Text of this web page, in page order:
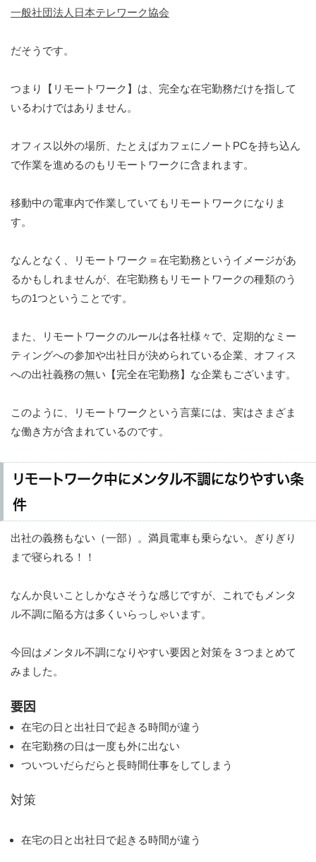
一般社団法人日本テレワーク協会
だそうです。
つまり【リモートワーク】は、完全な在宅勤務だけを指して
いるわけではありません。
オフィス以外の場所、たとえばカフェにノートPCを持ち込ん
で作業を進めるのもリモートワークに含まれます。
移動中の電車内で作業していてもリモートワークになりま
す。
なんとなく、リモートワーク＝在宅勤務というイメージがあ
るかもしれませんが、在宅勤務もリモートワークの種類のう
ちの1つということです。
また、リモートワークのルールは各社様々で、定期的なミー
ティングへの参加や出社日が決められている企業、オフィス
への出社義務の無い【完全在宅勤務】な企業もございます。
このように、リモートワークという言葉には、実はさまざま
な働き方が含まれているのです。
リモートワーク中にメンタル不調になりやすい条
件
出社の義務もない（一部）。満員電車も乗らない。ぎりぎり
まで寝られる！！
なんか良いことしかなさそうな感じですが、これでもメンタ
ル不調に陥る方は多くいらっしゃいます。
今回はメンタル不調になりやすい要因と対策を３つまとめて
みました。
要因
在宅の日と出社日で起きる時間が違う
在宅勤務の日は一度も外に出ない
ついついだらだらと長時間仕事をしてしまう
対策
在宅の日と出社日で起きる時間が違う